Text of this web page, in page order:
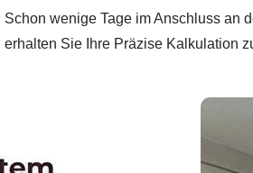
Schon wenige Tage im Anschluss an
erhalten Sie Ihre Präzise Kalkulation